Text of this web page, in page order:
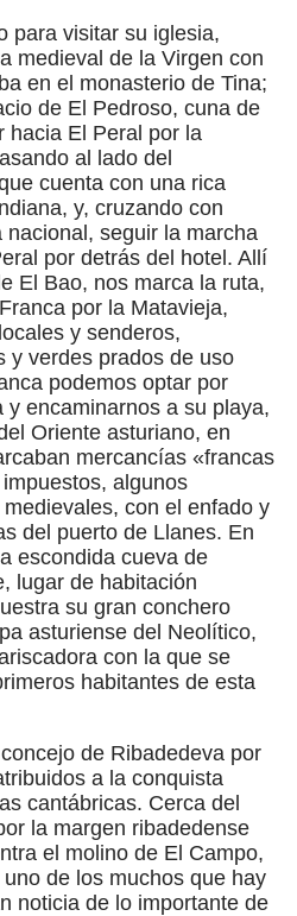
para visitar su iglesia,
medieval de la Virgen con
en el monasterio de Tina;
de El Pedroso, cuna de
hacia El Peral por la
al lado del
cuenta con una rica
y, cruzando con
seguir la marcha
por detrás del hotel. Allí
El Bao, nos marca la ruta,
por la Matavieja,
y senderos,
y verdes prados de uso
podemos optar por
encaminarnos a su playa,
Oriente asturiano, en
mercancías «francas
algunos
con el enfado y
del puerto de Llanes. En
escondida cueva de
lugar de habitación
su gran conchero
asturiense del Neolítico,
con la que se
habitantes de esta
de Ribadedeva por
a la conquista
cantábricas. Cerca del
la margen ribadedense
el molino de El Campo,
de los muchos que hay
noticia de lo importante de